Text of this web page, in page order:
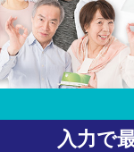
入力で